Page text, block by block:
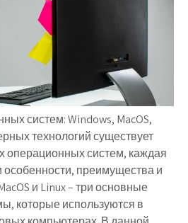
систем: Windows, MacOS,
технологий существует
операционных систем, каждая
особенности, преимущества и
и Linux – три основные
которые используются в